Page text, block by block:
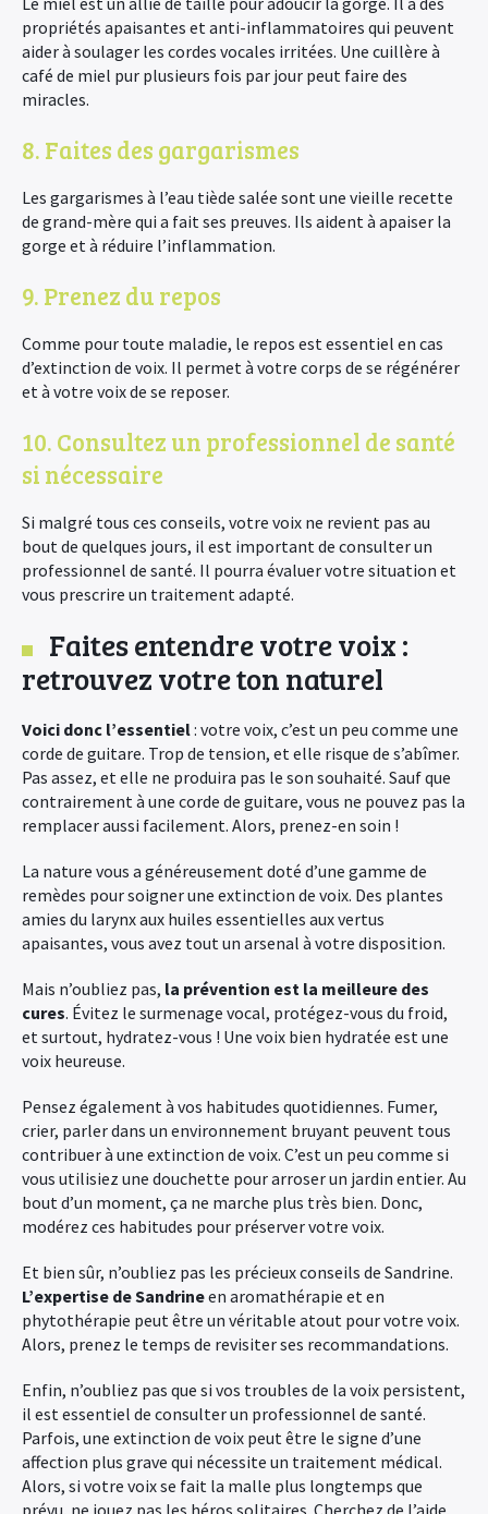
propriétés apaisantes et anti-inflammatoires qui peuvent
aider à soulager les cordes vocales irritées. Une cuillère à
café de miel pur plusieurs fois par jour peut faire des
miracles.
8. Faites des gargarismes
Les gargarismes à l’eau tiède salée sont une vieille recette
de grand-mère qui a fait ses preuves. Ils aident à apaiser la
gorge et à réduire l’inflammation.
9. Prenez du repos
Comme pour toute maladie, le repos est essentiel en cas
d’extinction de voix. Il permet à votre corps de se régénérer
et à votre voix de se reposer.
10. Consultez un professionnel de santé
si nécessaire
Si malgré tous ces conseils, votre voix ne revient pas au
bout de quelques jours, il est important de consulter un
professionnel de santé. Il pourra évaluer votre situation et
vous prescrire un traitement adapté.
Faites entendre votre voix :
retrouvez votre ton naturel
Voici donc l’essentiel: votre voix, c’est un peu comme une
corde de guitare. Trop de tension, et elle risque de s’abîmer.
Pas assez, et elle ne produira pas le son souhaité. Sauf que
contrairement à une corde de guitare, vous ne pouvez pas la
remplacer aussi facilement. Alors, prenez-en soin !
La nature vous a généreusement doté d’une gamme de
remèdes pour soigner une extinction de voix. Des plantes
amies du larynx aux huiles essentielles aux vertus
apaisantes, vous avez tout un arsenal à votre disposition.
Mais n’oubliez pas, la prévention est la meilleure des
cures. Évitez le surmenage vocal, protégez-vous du froid,
et surtout, hydratez-vous ! Une voix bien hydratée est une
voix heureuse.
Pensez également à vos habitudes quotidiennes. Fumer,
crier, parler dans un environnement bruyant peuvent tous
contribuer à une extinction de voix. C’est un peu comme si
vous utilisiez une douchette pour arroser un jardin entier. Au
bout d’un moment, ça ne marche plus très bien. Donc,
modérez ces habitudes pour préserver votre voix.
Et bien sûr, n’oubliez pas les précieux conseils de Sandrine.
L’expertise de Sandrineen aromathérapie et en
phytothérapie peut être un véritable atout pour votre voix.
Alors, prenez le temps de revisiter ses recommandations.
Enfin, n’oubliez pas que si vos troubles de la voix persistent,
il est essentiel de consulter un professionnel de santé.
Parfois, une extinction de voix peut être le signe d’une
affection plus grave qui nécessite un traitement médical.
Alors, si votre voix se fait la malle plus longtemps que
prévu, ne jouez pas les héros solitaires. Cherchez de l’aide.